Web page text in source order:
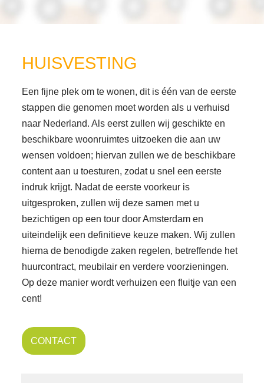
HUISVESTING
Een fijne plek om te wonen, dit is één van de eerste
stappen die genomen moet worden als u verhuisd
naar Nederland. Als eerst zullen wij geschikte en
beschikbare woonruimtes uitzoeken die aan uw
wensen voldoen; hiervan zullen we de beschikbare
content aan u toesturen, zodat u snel een eerste
indruk krijgt. Nadat de eerste voorkeur is
uitgesproken, zullen wij deze samen met u
bezichtigen op een tour door Amsterdam en
uiteindelijk een definitieve keuze maken. Wij zullen
hierna de benodigde zaken regelen, betreffende het
huurcontract, meubilair en verdere voorzieningen.
Op deze manier wordt verhuizen een fluitje van een
cent!
CONTACT